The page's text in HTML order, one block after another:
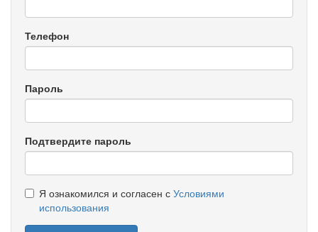
Телефон
Пароль
Подтвердите пароль
Я ознакомился и согласен с Условиями
использования